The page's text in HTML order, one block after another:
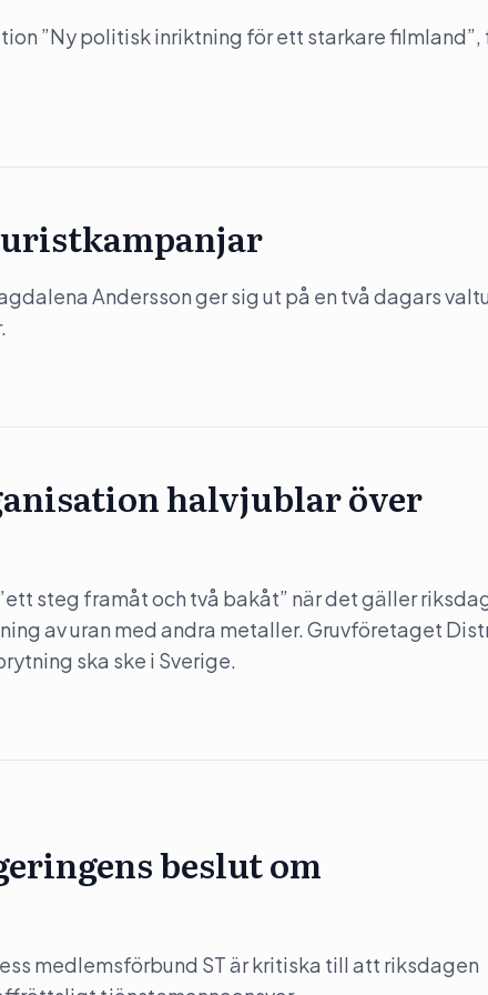
”Ny politisk inriktning för ett starkare filmland”,
Andersson ger sig ut på en två dagars
halvjublar över
steg framåt och två bakåt” när det gäller
av uran med andra metaller. Gruvföretaget
ska ske i Sverige.
beslut om
medlemsförbund ST är kritiska till att riksdagen